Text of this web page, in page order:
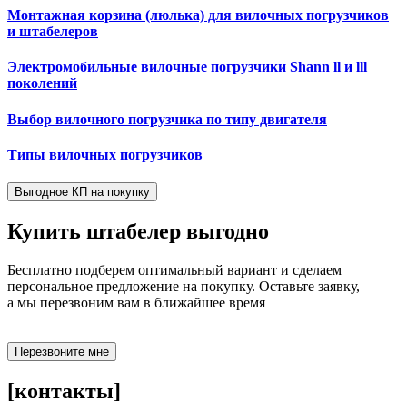
Монтажная корзина (люлька) для вилочных погрузчиков
и штабелеров
Электромобильные вилочные погрузчики Shann ll и lll
поколений
Выбор вилочного погрузчика по типу двигателя
Типы вилочных погрузчиков
Выгодное КП на покупку
Купить штабелер выгодно
Бесплатно подберем оптимальный вариант и сделаем
персональное предложение на покупку. Оставьте заявку,
а мы перезвоним вам в ближайшее время
Перезвоните мне
[контакты]